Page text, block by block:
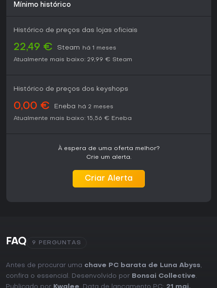
Mínimo histórico
Histórico de preços das lojas oficiais
22,49 € Steam
há 1 meses
Atualmente mais baixo: 29,99 € Steam
Histórico de preços dos keyshops
0,00 € Eneba
há 2 meses
Atualmente mais baixo: 15,56 € Eneba
À espera de uma oferta melhor?
Crie um alerta.
Criar Alerta
FAQ 9 PERGUNTAS
Antes de procurar uma chave PC barata de Luna Abyss,
confira o essencial. Desenvolvido por Bonsai Collective.